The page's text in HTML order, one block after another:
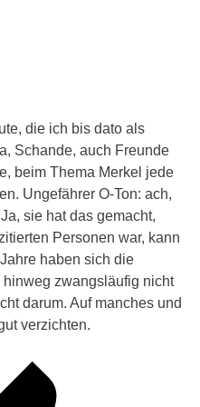
die ich bis dato als
Schande, auch Freunde
beim Thema Merkel jede
Ungefährer O-Ton: ach,
sie hat das gemacht,
Personen war, kann
haben sich die
zwangsläufig nicht
darum. Auf manches und
verzichten.